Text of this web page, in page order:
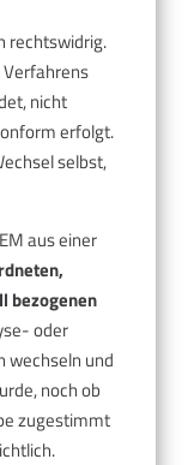
rechtswidrig.
nicht
erfolgt.
selbst,
aus einer
bezogenen
oder
wechseln und
noch ob
zugestimmt